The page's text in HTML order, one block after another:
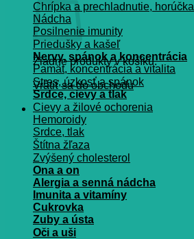
Žiadne produkty v košíku.
Vrátiť sa do obchodu
Chrípka a prechladnutie, horúčka
Nádcha
Posilnenie imunity
Priedušky a kašeľ
Nervy, spánok a koncentrácia
Pamät, koncentrácia a vitalita
Stres, úzkosť a spánok
Srdce, cievy a tlak
Cievy a žilové ochorenia
Hemoroidy
Srdce, tlak
Štítna žľaza
Zvýšený cholesterol
Ona a on
Alergia a senná nádcha
Imunita a vitamíny
Cukrovka
Zuby a ústa
Oči a uši